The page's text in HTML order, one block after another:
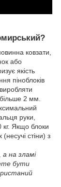
ковзати,
або
якість
піноблоків
2 мм.
руки,
кг. Якщо блоки
стіни) з
на зламі
бути